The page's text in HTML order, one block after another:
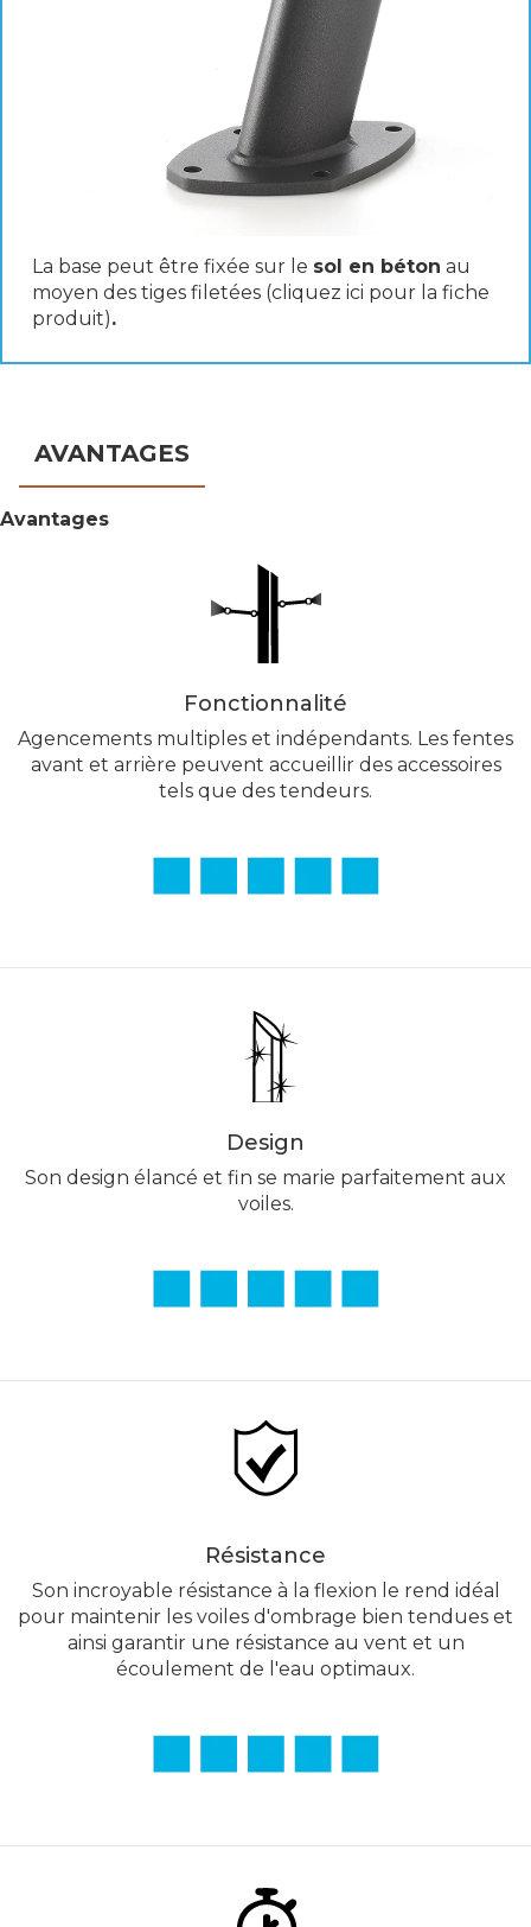
La base peut être fixée sur le sol en béton au
moyen des tiges filetées (cliquez ici pour la fiche
produit).
AVANTAGES
Avantages
Fonctionnalité
Agencements multiples et indépendants. Les fentes
avant et arrière peuvent accueillir des accessoires
tels que des tendeurs.
Design
Son design élancé et fin se marie parfaitement aux
voiles.
Résistance
Son incroyable résistance à la flexion le rend idéal
pour maintenir les voiles d'ombrage bien tendues et
ainsi garantir une résistance au vent et un
écoulement de l'eau optimaux.